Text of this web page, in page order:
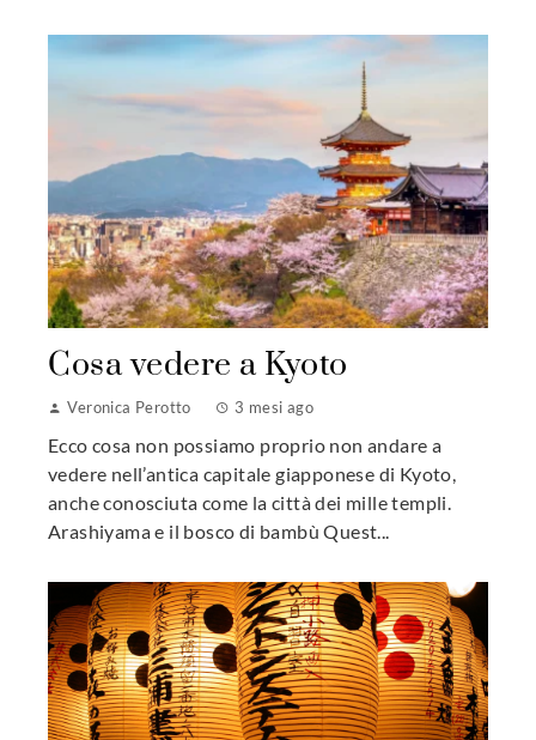
Cosa vedere a Kyoto
Veronica Perotto 3 mesi ago
Ecco cosa non possiamo proprio non andare a
vedere nell’antica capitale giapponese di Kyoto,
anche conosciuta come la città dei mille templi.
Arashiyama e il bosco di bambù Quest...